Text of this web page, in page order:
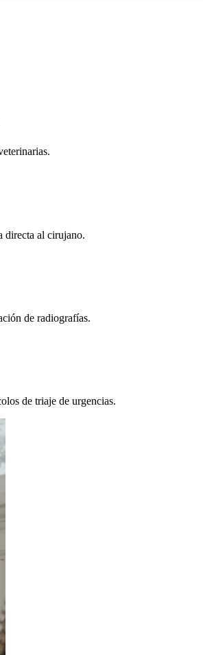
directa al cirujano.
de radiografías.
de triaje de urgencias.